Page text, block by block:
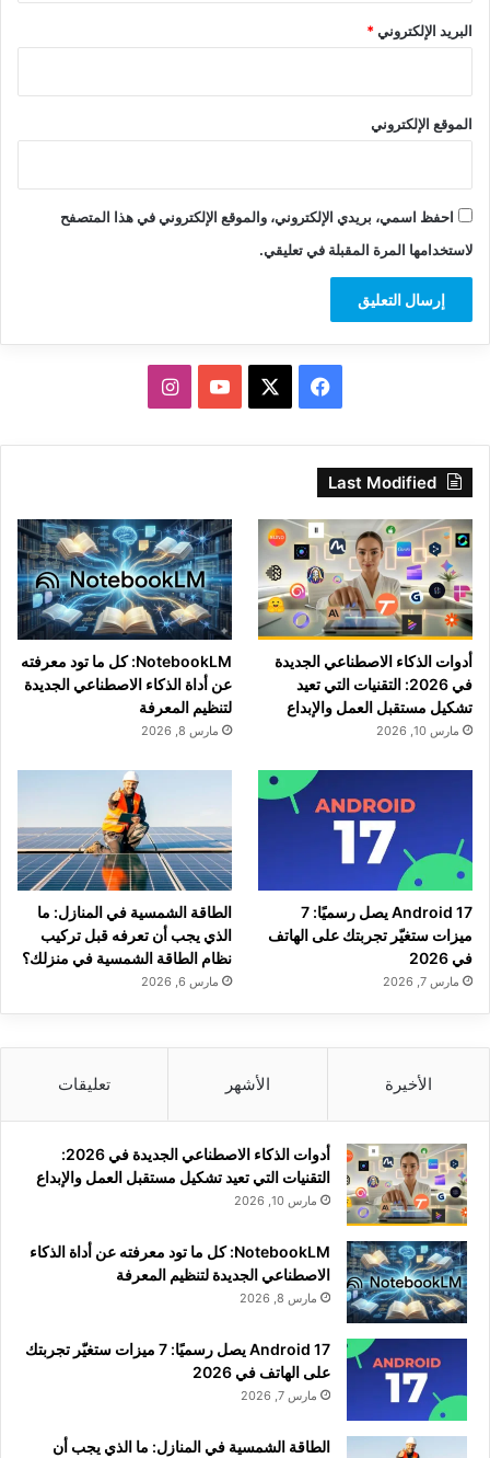
البريد الإلكتروني*
الموقع الإلكتروني
احفظ اسمي، بريدي الإلكتروني، والموقع الإلكتروني في هذا المتصفح
لاستخدامها المرة المقبلة في تعليقي.
فيسبوك ‫YouTubeانستقرام
Last Modified
أدوات الذكاء الاصطناعي الجديدة
في 2026: التقنيات التي تعيد
تشكيل مستقبل العمل والإبداع
مارس 10, 2026
NotebookLM: كل ما تود معرفته
عن أداة الذكاء الاصطناعي الجديدة
لتنظيم المعرفة
مارس 8, 2026
Android 17 يصل رسميًا: 7
ميزات ستغيّر تجربتك على الهاتف
في 2026
مارس 7, 2026
الطاقة الشمسية في المنازل: ما
الذي يجب أن تعرفه قبل تركيب
نظام الطاقة الشمسية في منزلك؟
مارس 6, 2026
الأخيرة الأشهر تعليقات
أدوات الذكاء الاصطناعي الجديدة في 2026:
التقنيات التي تعيد تشكيل مستقبل العمل والإبداع
مارس 10, 2026
NotebookLM: كل ما تود معرفته عن أداة الذكاء
الاصطناعي الجديدة لتنظيم المعرفة
مارس 8, 2026
Android 17 يصل رسميًا: 7 ميزات ستغيّر تجربتك
على الهاتف في 2026
مارس 7, 2026
الطاقة الشمسية في المنازل: ما الذي يجب أن